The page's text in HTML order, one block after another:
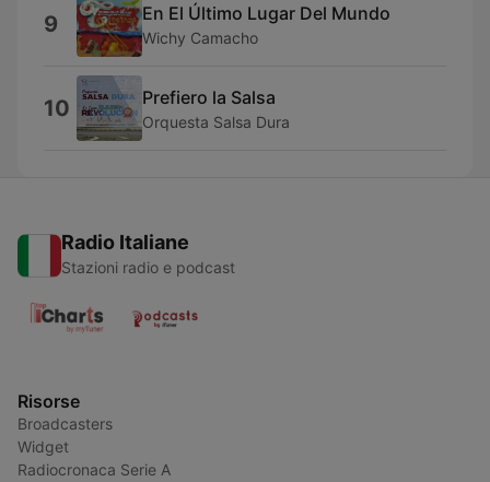
9 En El Último Lugar Del Mundo
Wichy Camacho
10 Prefiero la Salsa
Orquesta Salsa Dura
Radio Italiane
Stazioni radio e podcast
Risorse
Broadcasters
Widget
Radiocronaca Serie A